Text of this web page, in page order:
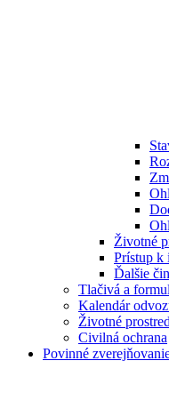
Životné
Prístup k
Ďalšie
Tlačivá a
Kalendár
Životné
Civilná ochrana
Povinné